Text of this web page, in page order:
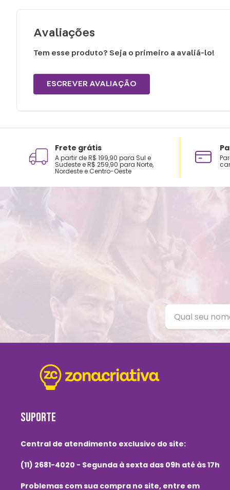
Avaliações
Tem esse produto? Seja o primeiro a avaliá-lo!
ESCREVER AVALIAÇÃO
Frete grátis
A partir de R$ 199,90 para Sul e
Sudeste e R$ 259,90 para Norte,
Nordeste e Centro-Oeste
SUPORTE
Central de atendimento exclusivo do site:
(11) 2681-4020 - Segunda à sexta das 09h até às 17h
Problemas com sua compra no site, entre em